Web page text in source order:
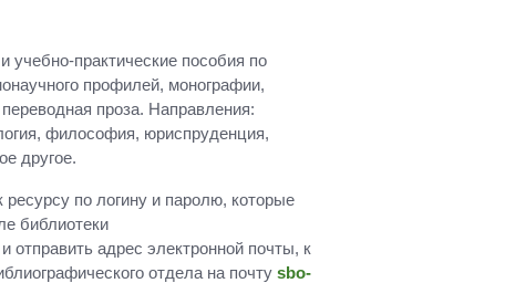
практические пособия по
профилей, монографии,
проза. Направления:
философия, юриспруденция,
другое.
по логину и паролю, которые
библиотеки
отправить адрес электронной почты, к
отдела на почту sbo-